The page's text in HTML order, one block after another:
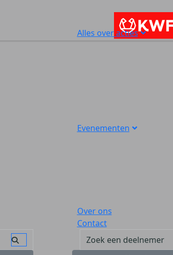
Alles over acties
Evenementen
Over ons
Contact